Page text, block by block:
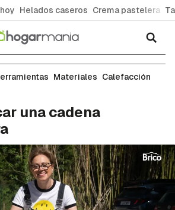
Helados caseros Crema pastelera
Materiales Calefacción
una cadena